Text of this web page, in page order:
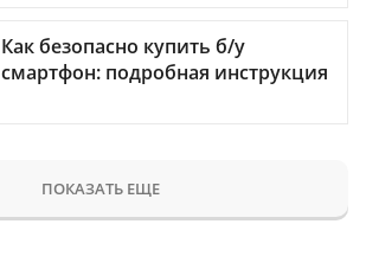
Как безопасно купить б/у
смартфон: подробная инструкция
ПОКАЗАТЬ ЕЩЕ